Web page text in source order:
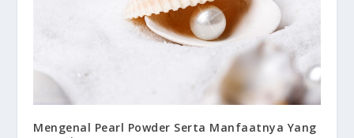
Mengenal Pearl Powder Serta Manfaatnya Yang